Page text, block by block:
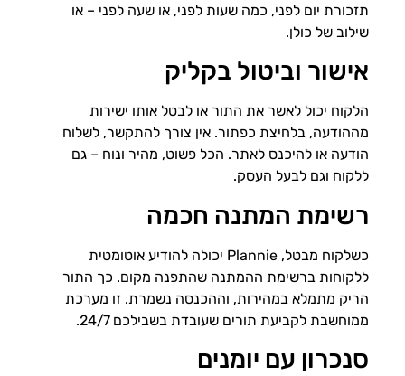
תזכורת יום לפני, כמה שעות לפני, או שעה לפני – או
שילוב של כולן.
אישור וביטול בקליק
הלקוח יכול לאשר את התור או לבטל אותו ישירות
מההודעה, בלחיצת כפתור. אין צורך להתקשר, לשלוח
הודעה או להיכנס לאתר. הכל פשוט, מהיר ונוח – גם
ללקוח וגם לבעל העסק.
רשימת המתנה חכמה
כשלקוח מבטל, Plannie יכולה להודיע אוטומטית
ללקוחות ברשימת ההמתנה שהתפנה מקום. כך התור
הריק מתמלא במהירות, וההכנסה נשמרת. זו מערכת
ממוחשבת לקביעת תורים שעובדת בשבילכם 24/7.
סנכרון עם יומנים